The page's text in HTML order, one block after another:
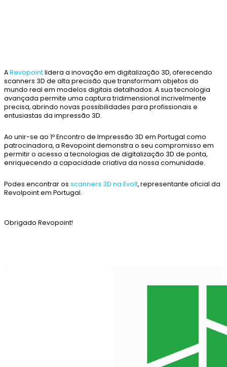
ARevopointlidera a inovação em digitalização 3D, oferecendo
scanners 3D de alta precisão que transformam objetos do
mundo real em modelos digitais detalhados. A sua tecnologia
avançada permite uma captura tridimensional incrivelmente
precisa, abrindo novas possibilidades para profissionais e
entusiastas da impressão 3D.
Ao unir-se ao 1º Encontro de Impressão 3D em Portugal como
patrocinadora, a Revopoint demonstra o seu compromisso em
permitir o acesso a tecnologias de digitalização 3D de ponta,
enriquecendo a capacidade criativa da nossa comunidade.
Podes encontrar os scanners 3D na Evolt, representante oficial da
Revolpoint em Portugal.
Obrigado Revopoint!